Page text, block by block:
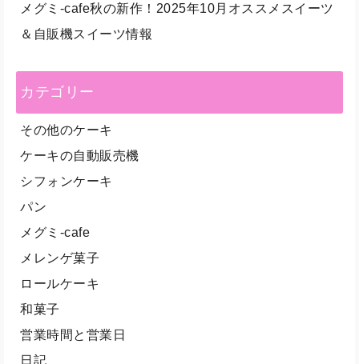
メグミ-cafe秋の新作！2025年10月オススメスイーツ
＆自販機スイーツ情報
カテゴリー
その他のケーキ
ケーキの自動販売機
シフォンケーキ
パン
メグミ-cafe
メレンゲ菓子
ロールケーキ
和菓子
営業時間と営業日
日記